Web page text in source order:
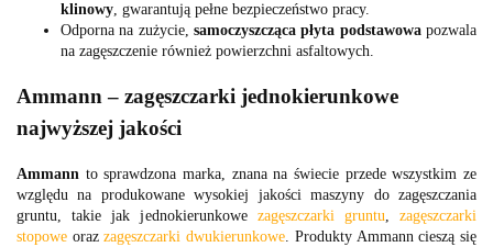
klinowy, gwarantują pełne bezpieczeństwo pracy.
Odporna na zużycie, samoczyszcząca płyta podstawowapozwala
na zagęszczenie również powierzchni asfaltowych.
Ammann – zagęszczarki jednokierunkowe
najwyższej jakości
Ammann to sprawdzona marka, znana na świecie przede wszystkim ze
względu na produkowane wysokiej jakości maszyny do zagęszczania
gruntu, takie jak jednokierunkowe zagęszczarki gruntu ,zagęszczarki
stopowe orazzagęszczarki dwukierunkowe . Produkty Ammann cieszą się